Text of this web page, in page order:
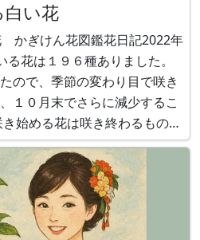
白い花
かぎけん花図鑑花日記2022年
ので、季節の変わり目で咲き
１０月末でさらに減少するこ
始める花は咲き終わるものほ
てさらに数が少なくなると思
から咲き始める花にはキク科
の月｣